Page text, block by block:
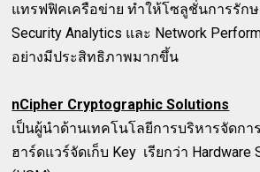
แทรฟฟิคเครือข่าย ทำให้โซลูชั่นการรัก
Security Analytics และ Network
อย่างมีประสิทธิภาพมากขึ้น
nCipher Cryptographic Solutions
เป็นผู้นำด้านเทคโนโลยีการบริหารจัดก
ฮาร์ดแวร์จัดเก็บ Key เรียกว่า Hardware